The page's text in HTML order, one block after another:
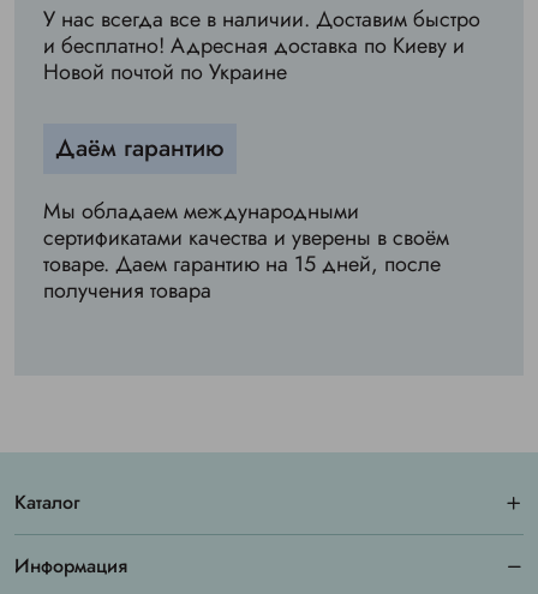
У нас всегда все в наличии. Доставим быстро
и бесплатно! Адресная доставка по Киеву и
Новой почтой по Украине
Даём гарантию
Мы обладаем международными
сертификатами качества и уверены в своём
товаре. Даем гарантию на 15 дней, после
получения товара
Каталог
Информация